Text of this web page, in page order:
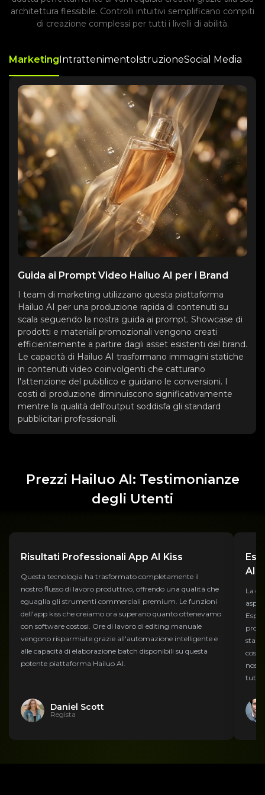
architettura flessibile. Controlli intuitivi semplificano compiti
di creazione complessi per tutti i livelli di abilità.
Marketing Intrattenimento IstruzioneSocial Media
Guida ai Prompt Video Hailuo AI per i Brand
I team di marketing utilizzano questa piattaforma
Hailuo AI per una produzione rapida di contenuti su
scala seguendo la nostra guida ai prompt. Showcase di
prodotti e materiali promozionali vengono creati
efficientemente a partire dagli asset esistenti del brand.
Le capacità di Hailuo AI trasformano immagini statiche
in contenuti video coinvolgenti che catturano
l'attenzione del pubblico e guidano le conversioni. I
costi di produzione diminuiscono significativamente
mentre la qualità dell'output soddisfa gli standard
pubblicitari professionali.
Prezzi Hailuo AI: Testimonianze
degli Utenti
Risultati Professionali App AI Kiss
Questa tecnologia ha trasformato completamente il
nostro flusso di lavoro produttivo, offrendo una qualità che
eguaglia gli strumenti commerciali premium. Le funzioni
dell'app kiss che creiamo ora superano quanto ottenevamo
con software costosi. Ore di lavoro di editing manuale
vengono risparmiate grazie all'automazione intelligente e
alle capacità di elaborazione batch disponibili su questa
potente piattaforma Hailuo AI.
Daniel Scott
Regista
AI
La
tutte